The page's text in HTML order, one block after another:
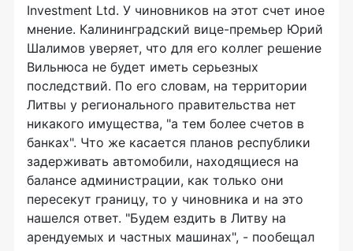
Investment Ltd. У чиновников на этот счет иное
мнение. Калининградский вице-премьер Юрий
Шалимов уверяет, что для его коллег решение
Вильнюса не будет иметь серьезных
последствий. По его словам, на территории
Литвы у регионального правительства нет
никакого имущества, "а тем более счетов в
банках". Что же касается планов республики
задерживать автомобили, находящиеся на
балансе администрации, как только они
пересекут границу, то у чиновника и на это
нашелся ответ. "Будем ездить в Литву на
арендуемых и частных машинах", - пообещал